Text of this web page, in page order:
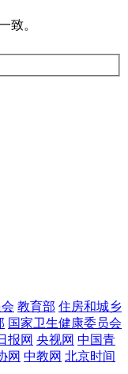
致。
教育部 住房和城乡
国家卫生健康委员会
报网 央视网 中国青
网 中教网 北京时间